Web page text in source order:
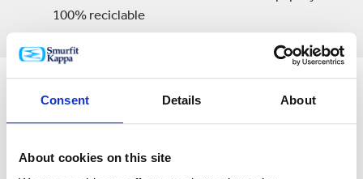
Consent Details About
About cookies on this site
100% reciclable